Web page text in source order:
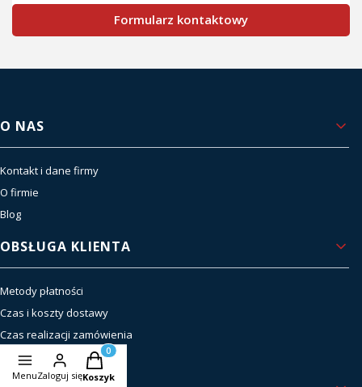
Formularz kontaktowy
Linki w stopce
O NAS
Kontakt i dane firmy
O firmie
Blog
OBSŁUGA KLIENTA
Metody płatności
Czas i koszty dostawy
Czas realizacji zamówienia
Zwroty i reklamacje
MenuZaloguj się
Produkty w koszyku: 0. Zobacz szczegóły
Koszyk